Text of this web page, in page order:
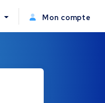
Mon compte